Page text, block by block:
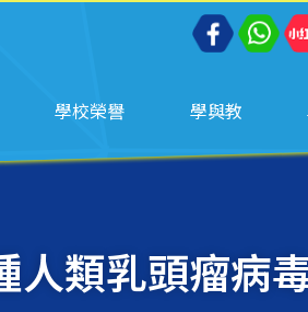
學校榮譽 學與教
人類乳頭瘤病